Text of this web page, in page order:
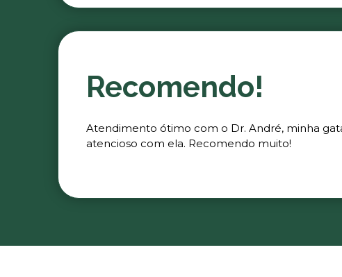
Recomendo!
Atendimento ótimo com o Dr. André, minha
atencioso com ela. Recomendo muito!